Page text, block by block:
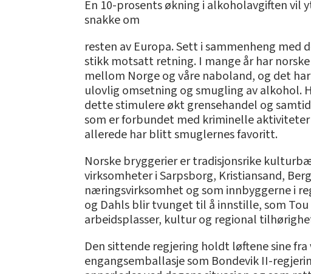
En 10-prosents økning i alkoholavgiften
snakke om
resten av Europa. Sett i sammenheng
stikk motsatt retning. I mange år har
mellom Norge og våre naboland, og det
ulovlig omsetning og smugling av alkohol.
dette stimulere økt grensehandel og
som er forbundet med kriminelle
allerede har blitt smuglernes favoritt.
Norske bryggerier er tradisjonsrike
virksomheter i Sarpsborg, Kristiansand,
næringsvirksomhet og som innbyggerne i
og Dahls blir tvunget til å innstille, som
arbeidsplasser, kultur og regional
Den sittende regjering holdt løftene sine
engangsemballasje som Bondevik II-